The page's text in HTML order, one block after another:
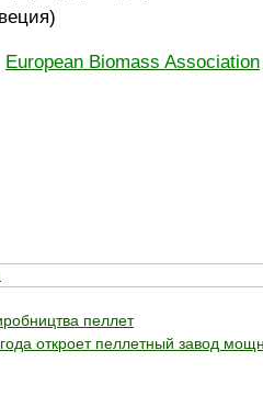
European Biomass Association
пеллет
откроет пеллетный завод